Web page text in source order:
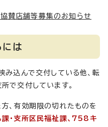
賛店舗等募集のお知らせ
には
み込んで交付している他、転
で交付しています。
、有効期限の切れたものを
・支所区民福祉課、758キ